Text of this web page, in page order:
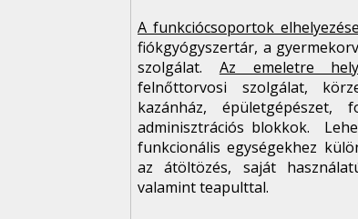
A funkciócsoportok
fiókgyógyszertár, a
szolgálat. Az emeletre
felnőttorvosi szolgálat,
kazánház, épületgépészet,
adminisztrációs blokkok.
funkcionális egységekhez
az átöltözés, saját
valamint teapulttal.